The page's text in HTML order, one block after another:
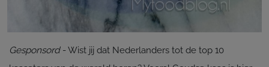
Gesponsord- Wist jij dat Nederlanders tot de top 10